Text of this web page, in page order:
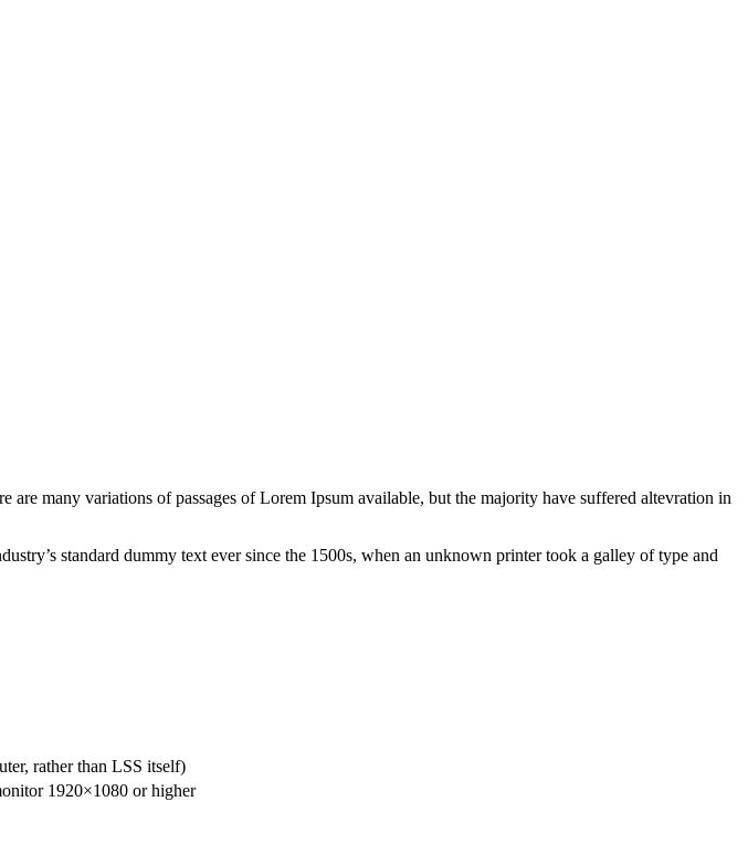
are many variations of passages of Lorem Ipsum available, but the majority have suffered altevration in
standard dummy text ever since the 1500s, when an unknown printer took a galley of type and
rather than LSS itself)
1920×1080 or higher